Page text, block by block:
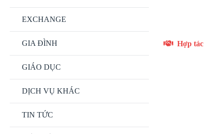
EXCHANGE
GIA ĐÌNH
GIÁO DỤC
DỊCH VỤ KHÁC
TIN TỨC
Hợp tác